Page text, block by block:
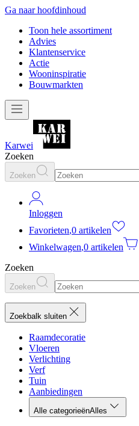
Ga naar hoofdinhoud
Toon hele assortiment
Advies
Klantenservice
Actie
Wooninspiratie
Bouwmarkten
Karwei
Zoeken
Zoeken
Inloggen
Favorieten,0 artikelen
Winkelwagen,0 artikelen
Zoeken
Zoeken
Zoekbalk sluiten
Raamdecoratie
Vloeren
Verlichting
Verf
Tuin
Aanbiedingen
Alle categorieënAlles